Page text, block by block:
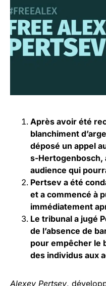
Après avoir été
blanchiment
déposé un appel
s-Hertogenbosch,
audience qui
Pertsev a été
et a commencé à
immédiatement
Le tribunal a jugé
de l’absence de
pour empêcher le
des individus aux
Alexey Pertsev,